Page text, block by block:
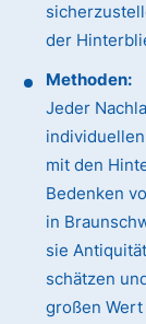
der
Methoden:
Jeder
mit den
Bedenken
in
sie
schätzen
großen